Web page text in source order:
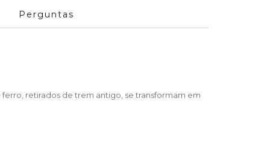
Perguntas
retirados de trem antigo, se transformam em